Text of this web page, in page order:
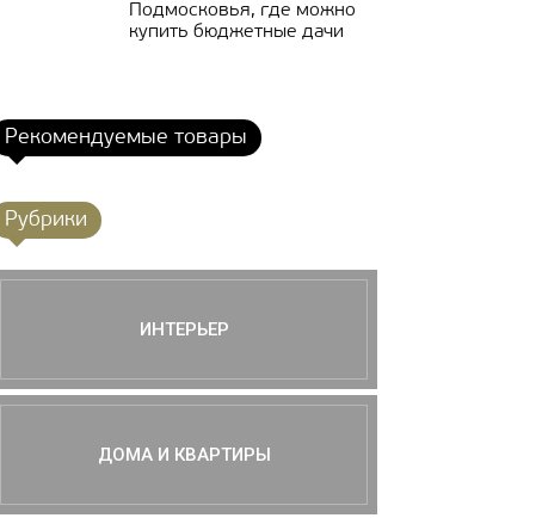
Подмосковья, где можно
купить бюджетные дачи
Рекомендуемые товары
Рубрики
ИНТЕРЬЕР
ДОМА И КВАРТИРЫ